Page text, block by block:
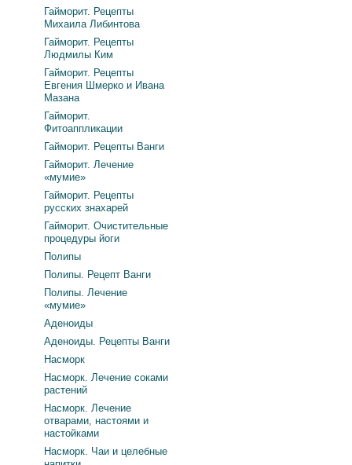
Гайморит. Рецепты
Михаила Либинтова
Гайморит. Рецепты
Людмилы Ким
Гайморит. Рецепты
Евгения Шмерко и Ивана
Мазана
Гайморит.
Фитоаппликации
Гайморит. Рецепты Ванги
Гайморит. Лечение
«мумие»
Гайморит. Рецепты
русских знахарей
Гайморит. Очистительные
процедуры йоги
Полипы
Полипы. Рецепт Ванги
Полипы. Лечение
«мумие»
Аденоиды
Аденоиды. Рецепты Ванги
Насморк
Насморк. Лечение соками
растений
Насморк. Лечение
отварами, настоями и
настойками
Насморк. Чаи и целебные